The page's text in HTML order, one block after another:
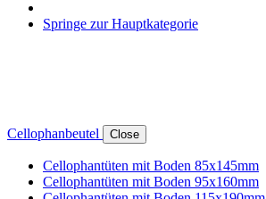
Springe zur Hauptkategorie
Cellophanbeutel Close
Cellophantüten mit Boden 85x145mm
Cellophantüten mit Boden 95x160mm